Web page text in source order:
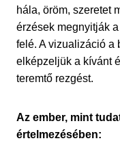
hála, öröm, szeretet
érzések megnyitják
felé. A vizualizáció a
elképzeljük a kívánt
teremtő rezgést.
Az ember, mint
értelmezésében: